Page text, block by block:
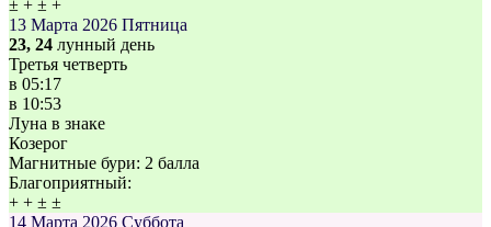
± + ± +
13 Марта 2026 Пятница
23, 24 лунный день
Третья четверть
в 05:17
в 10:53
Луна в знаке
Козерог
Магнитные бури: 2 балла
Благоприятный:
+ + ± ±
14 Марта 2026 Суббота